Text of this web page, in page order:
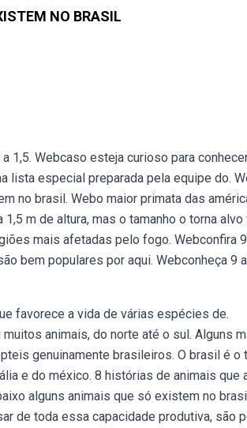
NO BRASIL
1,5. Webcaso esteja curioso para
lista especial preparada pela equipe do.
no brasil. Webo maior primata das
m de altura, mas o tamanho o torna
mais afetadas pelo fogo. Webconfira
bem populares por aqui. Webconheça 9
favorece a vida de várias espécies de.
animais, do norte até o sul. Alguns
genuinamente brasileiros. O brasil é o
e do méxico. 8 histórias de animais que
alguns animais que só existem no
de toda essa capacidade produtiva, são